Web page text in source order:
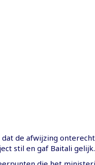
de afwijzing
stil en gaf Baitali gelijk.